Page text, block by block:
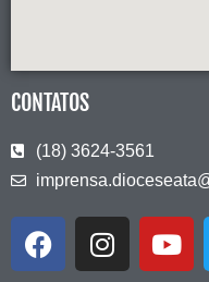
CONTATOS
(18) 3624-3561